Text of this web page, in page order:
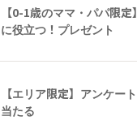
【0-1歳のママ・パパ限
に役立つ！プレゼント
【エリア限定】アンケー
当たる